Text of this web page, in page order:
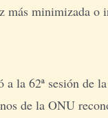
más minimizada o
la 62ª sesión de
de la ONU